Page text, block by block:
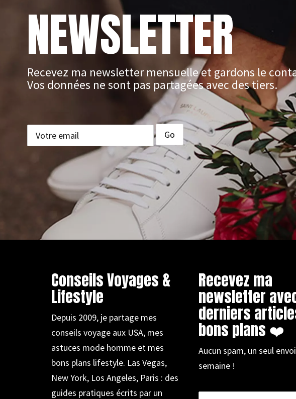
NEWSLETTER
Recevez ma newsletter mensuelle et gardons le
Vos données ne sont pas partagées avec des tiers.
Conseils Voyages &
Lifestyle
Depuis 2009, je partage mes
conseils voyage aux USA, mes
astuces mode homme et mes
bons plans lifestyle. Las Vegas,
New York, Los Angeles, Paris : des
guides pratiques écrits par un
Recevez ma
newsletter
derniers
bons plans ❤️
Aucun spam, un seul
semaine !